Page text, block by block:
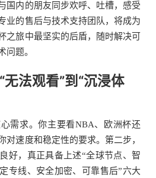
国内的朋友同步欢呼、吐槽，感受
业的售后与技术支持团队，将成为
之旅中最坚实的后盾，随时解决可
问题。
法观看”到“沉浸体
需求。你主要看NBA、欧洲杯还
对速度和稳定性的要求。第二步，
好，真正具备上述“全球节点、智
专线、安全加密、可靠售后”六大